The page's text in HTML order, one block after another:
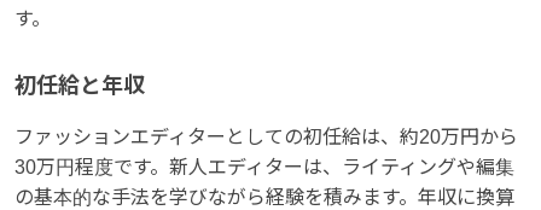
す。
初任給と年収
ファッションエディターとしての初任給は、約20万円から
30万円程度です。新人エディターは、ライティングや編集
の基本的な手法を学びながら経験を積みます。年収に換算